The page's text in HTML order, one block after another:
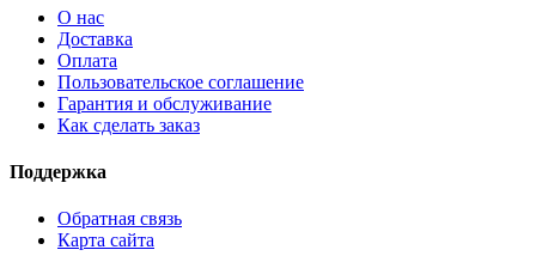
О нас
Доставка
Оплата
Пользовательское соглашение
Гарантия и обслуживание
Как сделать заказ
Поддержка
Обратная связь
Карта сайта